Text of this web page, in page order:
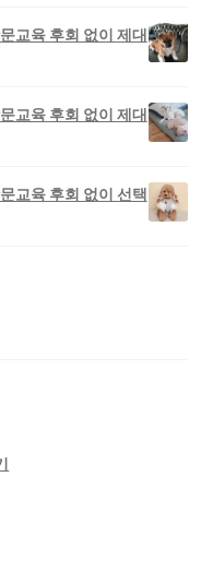
교육 후회 없이 제대
교육 후회 없이 제대
교육 후회 없이 선택